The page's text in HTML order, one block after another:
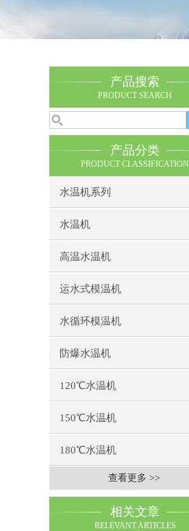
产品搜索
PRODUCT SEARCH
产品分类
PRODUCT CLASSIFICATION
水温机系列
水温机
高温水温机
运水式模温机
水循环模温机
防爆水温机
120℃水温机
150℃水温机
180℃水温机
查看更多 >>
相关文章
RELEVANT ARTICLES